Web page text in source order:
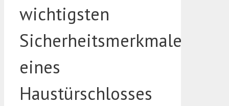
wichtigsten
Sicherheitsmerkmale
eines
Haustürschlosses